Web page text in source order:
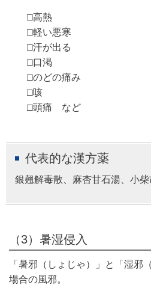
□高熱
□軽い悪寒
□汗が出る
□口渇
□のどの痛み
□咳
□頭痛 など
代表的な漢方薬
銀翹解毒散、麻杏甘石湯、小
（3）暑湿侵入
「暑邪（しょじゃ）」と「湿邪
場合の風邪。